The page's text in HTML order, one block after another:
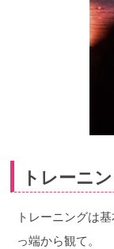
トレーニ
トレーニングは
っ端から観て。